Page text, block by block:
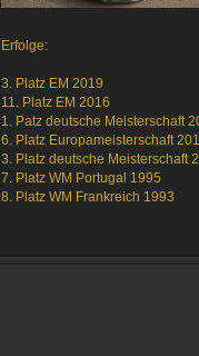
Erfolge:
3. Platz EM 2019
11. Platz EM 2016
1. Patz deutsche Meisterschaft
6. Platz Europameisterschaft
3. Platz deutsche Meisterschaft
7. Platz WM Portugal 1995
8. Platz WM Frankreich 1993